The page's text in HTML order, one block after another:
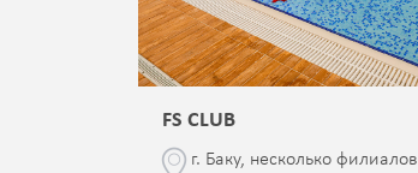
FS CLUB
г. Баку, несколько филиалов